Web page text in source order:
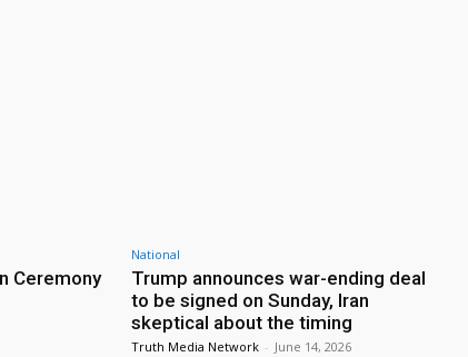
Ceremony
National
Trump announces war-ending deal
to be signed on Sunday, Iran
skeptical about the timing
Truth Media Network - June 14, 2026